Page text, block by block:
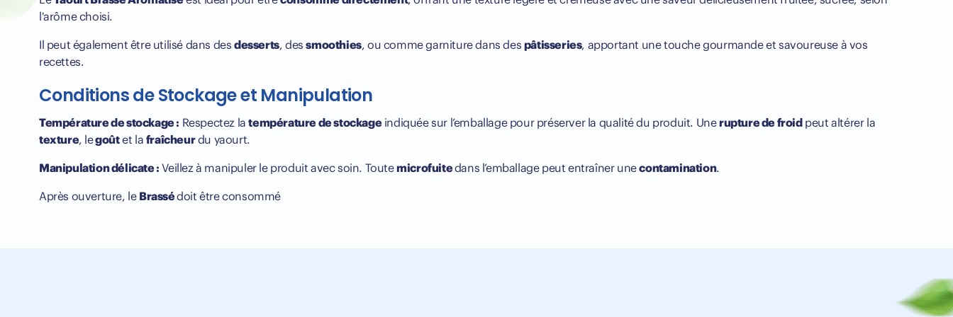
l'arôme choisi.
Il peut également être utilisé dans des desserts, dessmoothies, ou comme garniture dans des pâtisseries, apportant une touche gourmande et savoureuse à vos
recettes.
Conditions de Stockage et Manipulation
Température de stockage : Respectez latempérature de stockageindiquée sur l’emballage pour préserver la qualité du produit. Unerupture de froid peut altérer la
texture, legoûtet la fraîcheurdu yaourt.
Manipulation délicate : Veillez à manipuler le produit avec soin. Toutemicrofuitedans l’emballage peut entraîner unecontamination.
Après ouverture, le Brassédoit être consommé